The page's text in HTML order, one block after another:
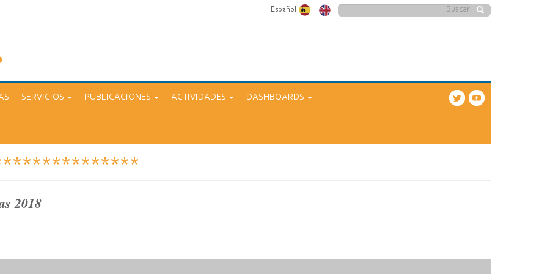
Español
Formulario
SERVICIOS PUBLICACIONES ACTIVIDADES DASHBOARDS
2018